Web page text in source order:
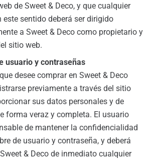
de Sweet & Deco, y que cualquier
este sentido deberá ser dirigido
a Sweet & Deco como propietario y
sitio web.
usuario y contraseñas
desee comprar en Sweet & Deco
previamente a través del sitio
sus datos personales y de
forma veraz y completa. El usuario
de mantener la confidencialidad
de usuario y contraseña, y deberá
& Deco de inmediato cualquier